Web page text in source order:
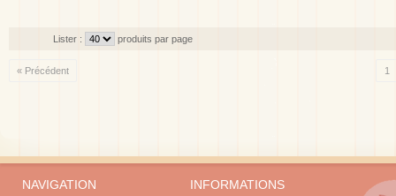
Lister : produits par page
« Précédent 1
NAVIGATION INFORMATIONS